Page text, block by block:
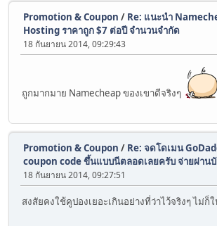
Promotion & Coupon / Re: แนะนำ
Hosting ราคาถูก $7 ต่อปี จำนวนจำกัด
18 กันยายน 2014, 09:29:43
ถูกมากมาย Namecheap ของเขาดีจริงๆ
Promotion & Coupon / Re: จดโดเมน
coupon code ขึ้นแบบนีตลอดเลยครับ จ่ายผ่าน
18 กันยายน 2014, 09:27:51
สงสัยคงใช้คูปองเยอะเกินอย่างที่ว่าไว้จริงๆ ไม่ก็